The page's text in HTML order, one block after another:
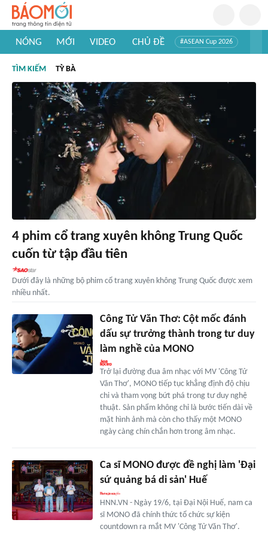
NÓNG MỚI VIDEO CHỦ ĐỀ #ASEAN Cup 2026
#Khám phá thế giới
TÌM KIẾM TỲ BÀ
4 phim cổ trang xuyên không Trung Quốc
cuốn từ tập đầu tiên
Dưới đây là những bộ phim cổ trang xuyên không Trung Quốc được xem
nhiều nhất.
Công Tử Văn Thơ: Cột mốc đánh
dấu sự trưởng thành trong tư duy
làm nghề của MONO
Trở lại đường đua âm nhạc với MV 'Công Tử
Văn Thơ', MONO tiếp tục khẳng định độ chịu
chi và tham vọng bứt phá trong tư duy nghệ
thuật. Sản phẩm không chỉ là bước tiến dài về
mặt hình ảnh mà còn cho thấy một MONO
ngày càng chín chắn hơn trong âm nhạc.
Ca sĩ MONO được đề nghị làm 'Đại
sứ quảng bá di sản' Huế
HNN.VN - Ngày 19/6, tại Đại Nội Huế, nam ca
sĩ MONO đã chính thức tổ chức sự kiện
countdown ra mắt MV 'Công Tử Văn Thơ'.